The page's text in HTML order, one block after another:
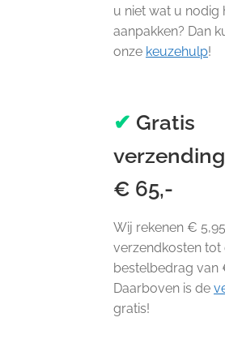
u niet wat u nodig
aanpakken? Dan
onze keuzehulp!
✔ Gratis
€ 65,-
Wij rekenen € 5,95
verzendkosten tot
bestelbedrag van
Daarboven is de
gratis!